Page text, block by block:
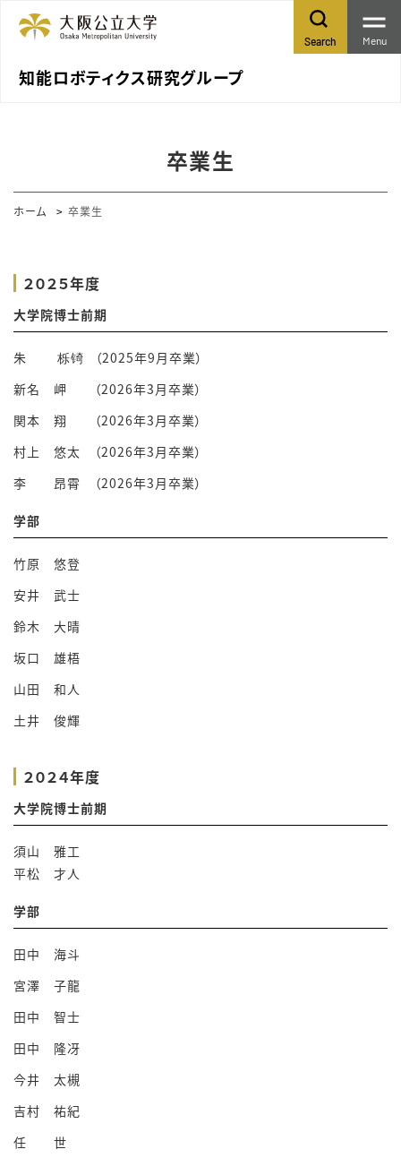
知能ロボティクス研究グループ
Search Menu
卒業生
ホーム 卒業生
２０２５年度
大学院博士前期
朱 栎锜 （2025年9月卒業）
新名 岬 （2026年3月卒業）
関本 翔 （2026年3月卒業）
村上 悠太 （2026年3月卒業）
李 昂霄 （2026年3月卒業）
学部
竹原 悠登
安井 武士
鈴木 大晴
坂口 雄梧
山田 和人
土井 俊輝
２０２４年度
大学院博士前期
須山 雅工
平松 才人
学部
田中 海斗
宮澤 子龍
田中 智士
田中 隆冴
今井 太槻
吉村 祐紀
任 世